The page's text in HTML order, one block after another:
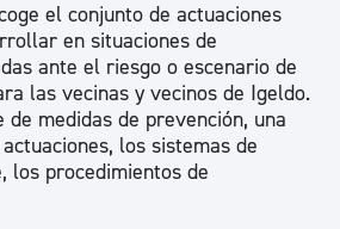
el conjunto de actuaciones
en situaciones de
ante el riesgo o escenario de
las vecinas y vecinos de Igeldo.
de medidas de prevención, una
los sistemas de
los procedimientos de